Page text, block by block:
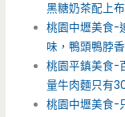
黑糖奶茶配上
桃園中壢美食-
味，鴨頭鴨脖
桃園平鎮美食-
量牛肉麵只有
桃園中壢美食-